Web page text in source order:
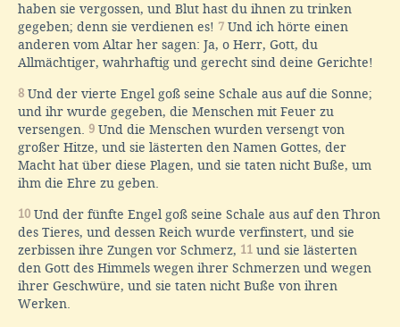
haben sie vergossen, und Blut hast du ihnen zu trinken
gegeben; denn sie verdienen es! 7 Und ich hörte einen
anderen vom Altar her sagen: Ja, o Herr, Gott, du
Allmächtiger, wahrhaftig und gerecht sind deine Gerichte!
8 Und der vierte Engel goß seine Schale aus auf die Sonne;
und ihr wurde gegeben, die Menschen mit Feuer zu
versengen. 9 Und die Menschen wurden versengt von
großer Hitze, und sie lästerten den Namen Gottes, der
Macht hat über diese Plagen, und sie taten nicht Buße, um
ihm die Ehre zu geben.
10 Und der fünfte Engel goß seine Schale aus auf den Thron
des Tieres, und dessen Reich wurde verfinstert, und sie
zerbissen ihre Zungen vor Schmerz, 11 und sie lästerten
den Gott des Himmels wegen ihrer Schmerzen und wegen
ihrer Geschwüre, und sie taten nicht Buße von ihren
Werken.